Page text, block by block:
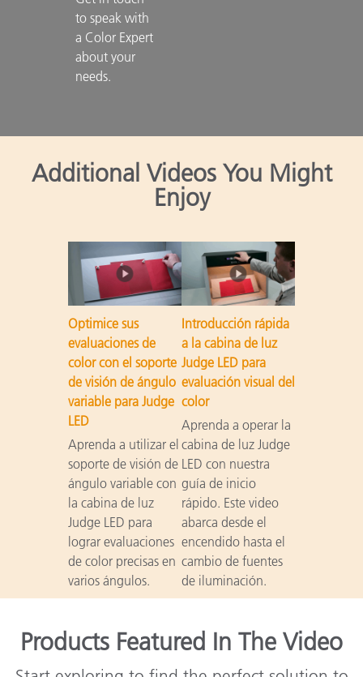
to speak with
a Color Expert
about your
needs.
Additional Videos You Might
Enjoy
Optimice sus
evaluaciones de
color con el soporte
de visión de ángulo
variable para Judge
LED
Aprenda a utilizar el
soporte de visión de
ángulo variable con
la cabina de luz
Judge LED para
lograr evaluaciones
de color precisas en
varios ángulos.
Introducción rápida
a la cabina de luz
Judge LED para
evaluación visual del
color
Aprenda a operar la
cabina de luz Judge
LED con nuestra
guía de inicio
rápido. Este video
abarca desde el
encendido hasta el
cambio de fuentes
de iluminación.
Products Featured In The Video